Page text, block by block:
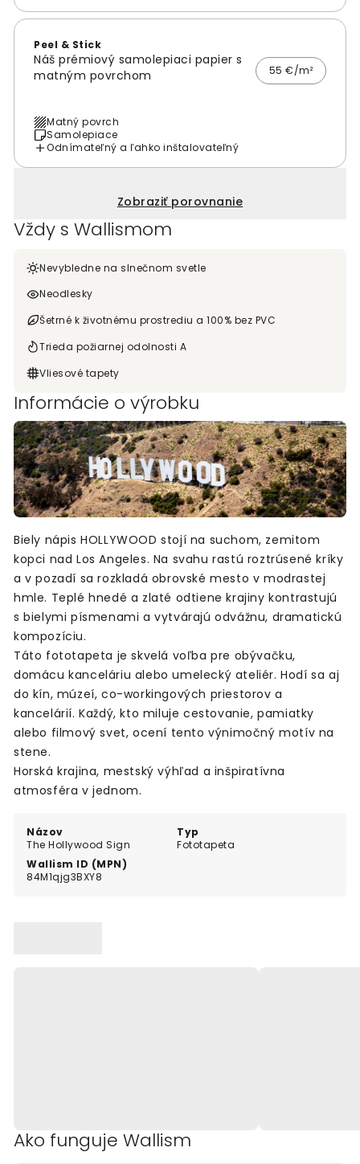
Peel & Stick
Náš prémiový samolepiaci papier s
matným povrchom
55 €/m²
Matný povrch
Samolepiace
Odnímateľný a ľahko inštalovateľný
Zobraziť porovnanie
Vždy s Wallismom
Nevybledne na slnečnom svetle
Neodlesky
Šetrné k životnému prostrediu a 100% bez PVC
Trieda požiarnej odolnosti A
Vliesové tapety
Informácie o výrobku
Názov
The Hollywood Sign
Typ
Fototapeta
Wallism ID (MPN)
84M1qjg3BXY8
Biely nápis HOLLYWOOD stojí na suchom, zemitom
kopci nad Los Angeles. Na svahu rastú roztrúsené kríky
a v pozadí sa rozkladá obrovské mesto v modrastej
hmle. Teplé hnedé a zlaté odtiene krajiny kontrastujú
s bielymi písmenami a vytvárajú odvážnu, dramatickú
kompozíciu.
Táto fototapeta je skvelá voľba pre obývačku,
domácu kanceláriu alebo umelecký ateliér. Hodí sa aj
do kín, múzeí, co-workingových priestorov a
kancelárií. Každý, kto miluje cestovanie, pamiatky
alebo filmový svet, ocení tento výnimočný motív na
stene.
Horská krajina, mestský výhľad a inšpiratívna
atmosféra v jednom.
Ako funguje Wallism